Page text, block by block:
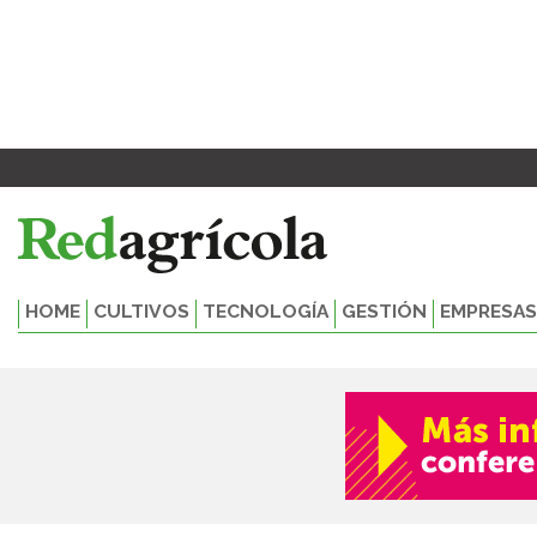
HOME CULTIVOS TECNOLOGÍA GESTIÓN EMPRESAS